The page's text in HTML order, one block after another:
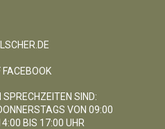
FACEBOOK
SPRECHZEITEN SIND:
VON 09:00
BIS 17:00 UHR